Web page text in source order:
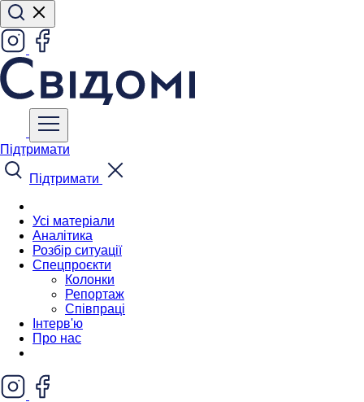
Підтримати
Підтримати
Усі матеріали
Аналітика
Розбір ситуації
Спецпроєкти
Колонки
Репортаж
Співпраці
Інтерв'ю
Про нас